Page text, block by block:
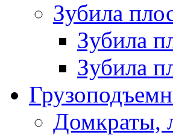
Зубила
Зубила
Зубила
Домкраты,